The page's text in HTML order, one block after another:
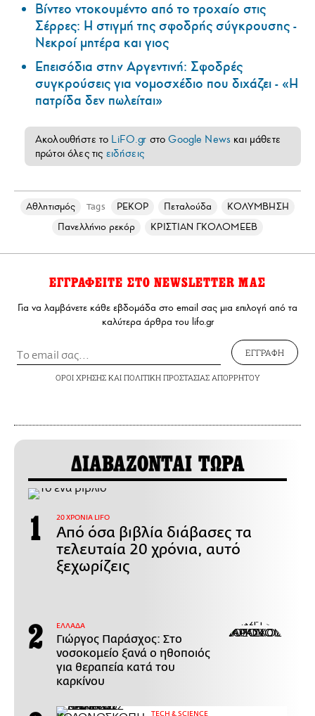
Βίντεο ντοκουμέντο από το τροχαίο στις
Σέρρες: Η στιγμή της σφοδρής σύγκρουσης -
Νεκροί μητέρα και γιος
Επεισόδια στην Αργεντινή: Σφοδρές
συγκρούσεις για νομοσχέδιο που διχάζει - «Η
πατρίδα δεν πωλείται»
Ακολουθήστε το LiFO.gr στοGoogle News και μάθετε
πρώτοι όλες τις ειδήσεις
Αθλητισμός Tags ΡΕΚΟΡ Πεταλούδα
ΚΟΛΥΜΒΗΣΗ
Πανελλήνιο ρεκόρ
ΚΡΙΣΤΙΑΝ ΓΚΟΛΟΜΕΕΒ
ΕΓΓΡΑΦΕΙΤΕ ΣΤΟ NEWSLETTER ΜΑΣ
Για να λαμβάνετε κάθε εβδομάδα στο email σας μια επιλογή από τα
καλύτερα άρθρα του lifo.gr
ΕΓΓΡΑΦΗ
ΟΡΟΙ ΧΡΗΣΗΣΚΑΙ ΠΟΛΙΤΙΚΗ ΠΡΟΣΤΑΣΙΑΣ ΑΠΟΡΡΗΤΟΥ
ΔΙΑΒΑΖΟΝΤΑΙ ΤΩΡΑ
20 ΧΡΟΝΙΑ LIFO
Από όσα βιβλία διάβασες τα
τελευταία 20 χρόνια, αυτό
ξεχωρίζεις
ΕΛΛΑΔΑ
Γιώργος Παράσχος: Στο
νοσοκομείο ξανά ο ηθοποιός
για θεραπεία κατά του
καρκίνου
ΤECH & SCIENCE